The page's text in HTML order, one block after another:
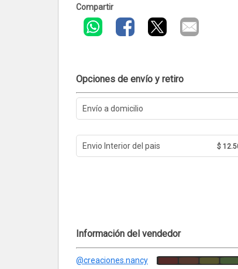
Compartir
Opciones de envío y retiro
Envío a domicilio
Envio Interior del pais $
Información del vendedor
@creaciones.nancy